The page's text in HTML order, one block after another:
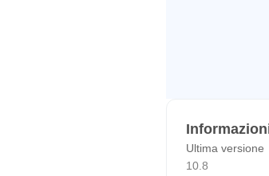
Ultima versione
10.8